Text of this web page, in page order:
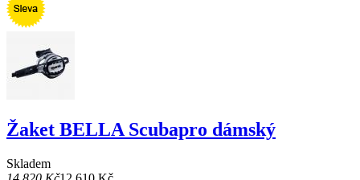
Žaket BELLA Scubapro dámský
Skladem